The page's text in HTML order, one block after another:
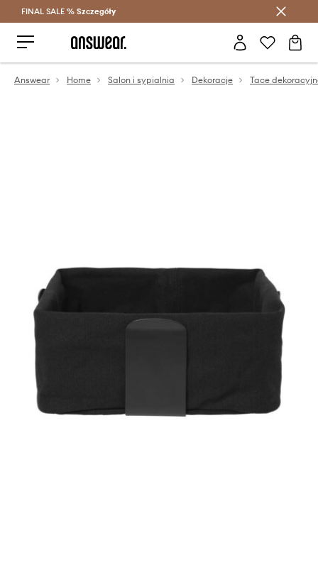
Oszczędzaj z Answear Club >
FINAL SALE % Szczegóły
Answear Home Salon i sypialnia Dekoracje Tace